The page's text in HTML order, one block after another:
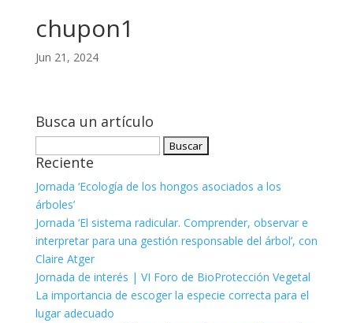
chupon1
Jun 21, 2024
Busca un artículo
Reciente
Jornada ‘Ecología de los hongos asociados a los
árboles’
Jornada ‘El sistema radicular. Comprender, observar e
interpretar para una gestión responsable del árbol’, con
Claire Atger
Jornada de interés | VI Foro de BioProtección Vegetal
La importancia de escoger la especie correcta para el
lugar adecuado